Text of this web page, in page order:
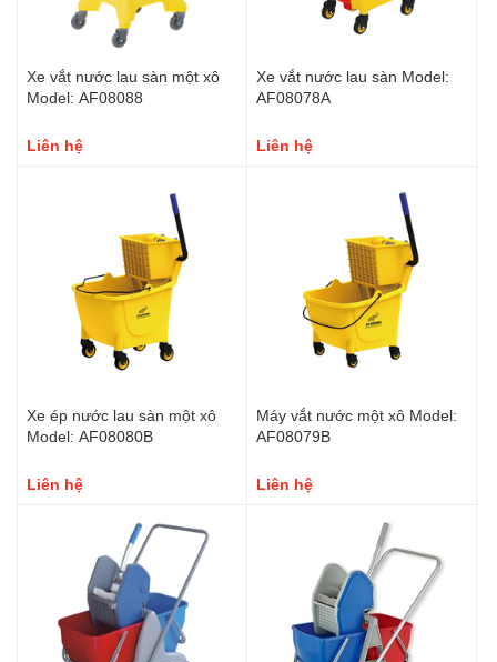
Xe vắt nước lau sàn một xô
Model: AF08088
Liên hệ
Xe vắt nước lau sàn Model:
AF08078A
Liên hệ
Xe ép nước lau sàn một xô
Model: AF08080B
Liên hệ
Máy vắt nước một xô Model:
AF08079B
Liên hệ